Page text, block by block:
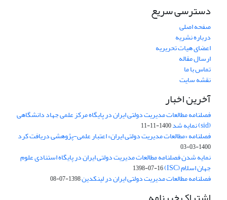
دسترسی سریع
صفحه اصلی
درباره نشریه
اعضای هیات تحریریه
ارسال مقاله
تماس با ما
نقشه سایت
آخرین اخبار
فصلنامه مطالعات مدیریت دولتی ایران در پایگاه مرکز علمی جهاد دانشگاهی
(sid) نمایه شد 1400-11-11
فصلنامه «مطالعات مدیریت دولتی ایران» اعتبار علمی-پژوهشی دریافت کرد
1400-03-03
نمایه شدن فصلنامه مطالعات مدیریت دولتی ایران در پایگاه استنادی علوم
جهان اسلام (ISC) 1398-07-16
فصلنامه مطالعات مدیریت دولتی ایران در لینکدین1398-07-08